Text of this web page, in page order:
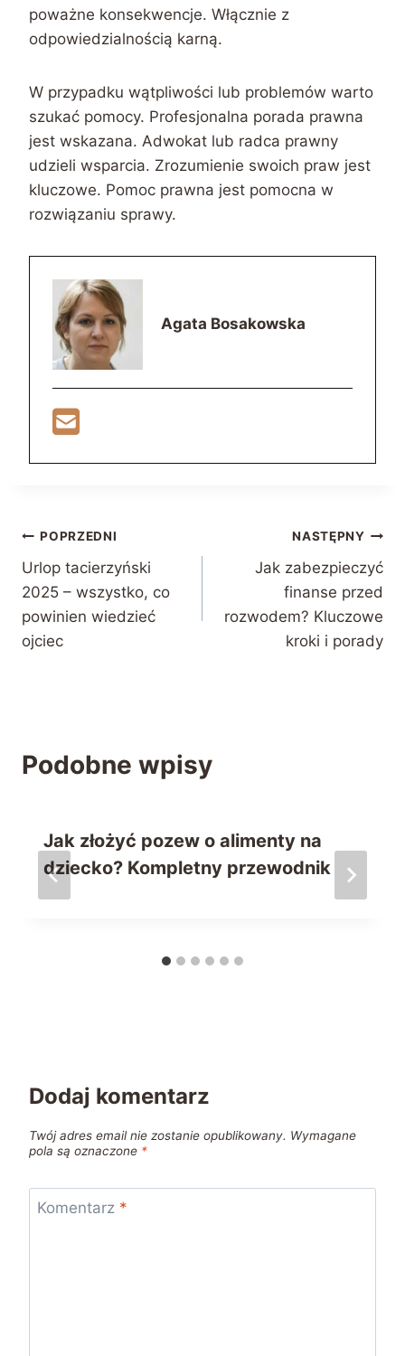
poważne konsekwencje. Włącznie z
odpowiedzialnością karną.
W przypadku wątpliwości lub problemów warto
szukać pomocy. Profesjonalna porada prawna
jest wskazana. Adwokat lub radca prawny
udzieli wsparcia. Zrozumienie swoich praw jest
kluczowe. Pomoc prawna jest pomocna w
rozwiązaniu sprawy.
Agata Bosakowska
Nawigacja
wpisu
POPRZEDNI
Urlop tacierzyński
2025 – wszystko, co
powinien wiedzieć
ojciec
NASTĘPNY
Jak zabezpieczyć
finanse przed
rozwodem? Kluczowe
kroki i porady
Podobne wpisy
Jak złożyć pozew o alimenty na
dziecko? Kompletny przewodnik
Dodaj komentarz
Twój adres email nie zostanie opublikowany. Wymagane
pola są oznaczone *
Komentarz *